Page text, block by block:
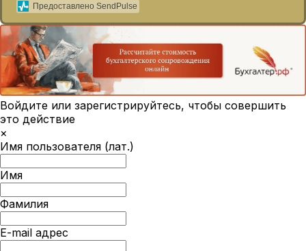
Предоставлено SendPulse
Войдите или зарегистрируйтесь, чтобы совершить
это действие
×
Имя пользователя (лат.)
Имя
Фамилия
E-mail адрес